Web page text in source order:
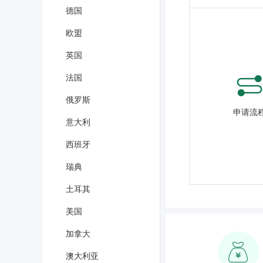
德国
欧盟
英国
法国
俄罗斯
意大利
西班牙
瑞典
土耳其
美国
加拿大
澳大利亚
申请流